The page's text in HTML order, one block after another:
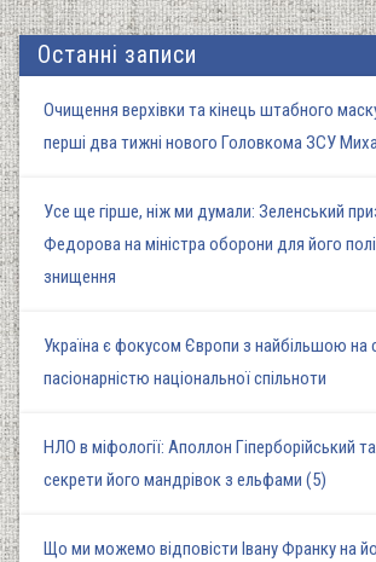
Останні записи
Очищення верхівки та кінець штабного
перші два тижні нового Головкома ЗСУ
Усе ще гірше, ніж ми думали: Зеленський
Федорова на міністра оборони для його
знищення
Україна є фокусом Європи з найбільшою на
пасіонарністю національної спільноти
НЛО в міфології: Аполлон Гіперборійський та
секрети його мандрівок з ельфами (5)
Що ми можемо відповісти Івану Франку на